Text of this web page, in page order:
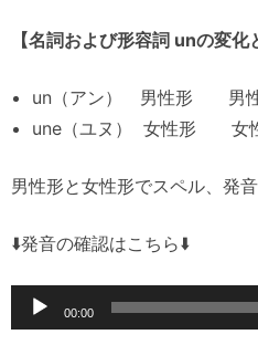
【名詞および形容詞 unの変化
un（アン） 男性形 男性
une（ユヌ） 女性形 女性
男性形と女性形でスペル、発
⬇️発音の確認はこちら⬇️
声
00:00